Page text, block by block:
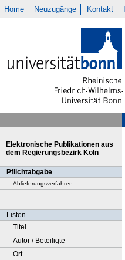
Home Neuzugänge Kontakt
Elektronische Publikationen aus
dem Regierungsbezirk Köln
Pflichtabgabe
Ablieferungsverfahren
Listen
Titel
Autor / Beteiligte
Ort